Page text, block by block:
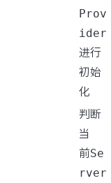
Prov
ider
进行
初始
化
判断
当
前Se
rver